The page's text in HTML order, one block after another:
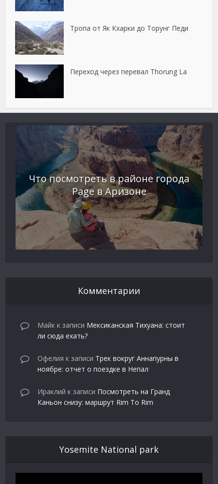
Тропа от Як Кхарки до Торунг Педи
Переход через перевал Thorung La
Что посмотреть в районе города
Page в Аризоне
Комментарии
Майк к записи Мексиканская Тихуана: стоит
ли сюда ехать?
Офелия к записи Трек вокруг Аннапурны в
ноябре: отчет о поездке в Непал
Ираклий к записи Посмотреть на Гранд
Каньон снизу: маршрут Rim To Rim
Yosemite National park